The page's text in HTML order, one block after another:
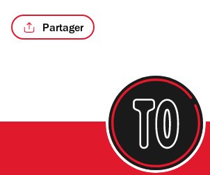
Partager